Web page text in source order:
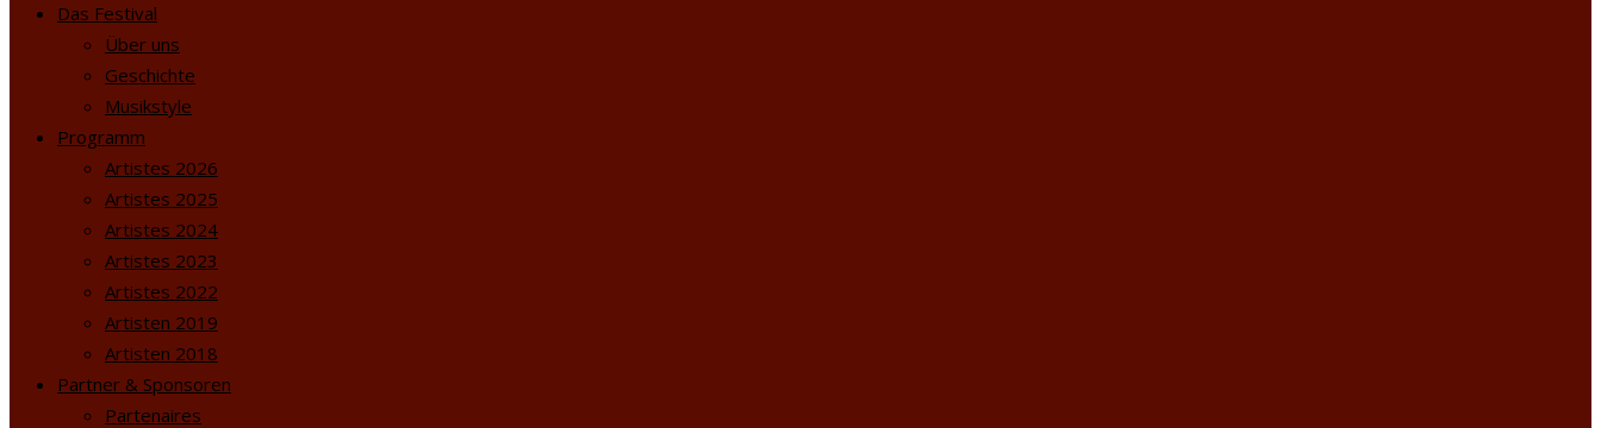
Das Festival
Über uns
Geschichte
Musikstyle
Programm
Artistes 2026
Artistes 2025
Artistes 2024
Artistes 2023
Artistes 2022
Artisten 2019
Artisten 2018
Partner & Sponsoren
Partenaires